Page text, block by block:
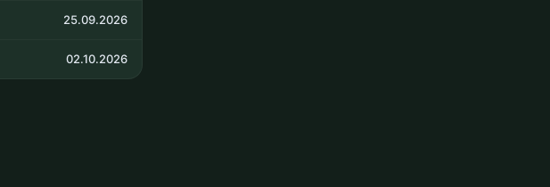
25.09.2026
02.10.2026